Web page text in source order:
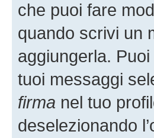
che puoi fare
quando scrivi un
aggiungerla.
tuoi messaggi
firma nel tuo
deselezionando